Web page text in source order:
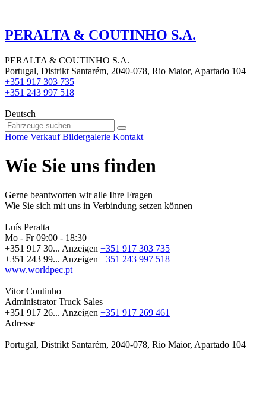
PERALTA & COUTINHO S.A.
PERALTA & COUTINHO S.A.
Portugal, Distrikt Santarém, 2040-078, Rio Maior, Apartado 104
+351 917 303 735
+351 243 997 518
Deutsch
Home Verkauf Bildergalerie Kontakt
Wie Sie uns finden
Gerne beantworten wir alle Ihre Fragen
Wie Sie sich mit uns in Verbindung setzen können
Luís Peralta
Mo - Fr09:00 - 18:30
+351 917 30... Anzeigen +351 917 303 735
+351 243 99... Anzeigen +351 243 997 518
www.worldpec.pt
Vitor Coutinho
Administrator Truck Sales
+351 917 26... Anzeigen +351 917 269 461
Adresse
Portugal, Distrikt Santarém, 2040-078, Rio Maior, Apartado 104